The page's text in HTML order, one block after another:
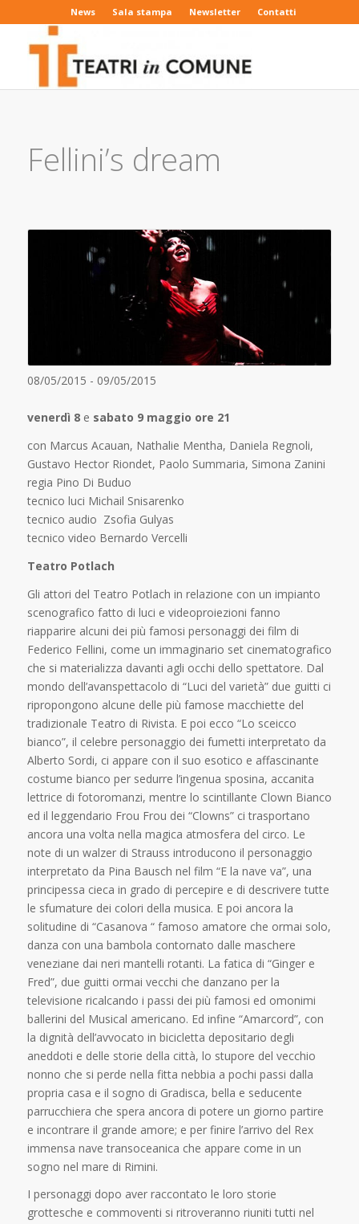
News Sala stampa Newsletter Contatti
Fellini’s dream
08/05/2015 - 09/05/2015
venerdì 8e sabato 9 maggio ore 21
con Marcus Acauan, Nathalie Mentha, Daniela Regnoli,
Gustavo Hector Riondet, Paolo Summaria, Simona Zanini
regia Pino Di Buduo
tecnico luci Michail Snisarenko
tecnico audio Zsofia Gulyas
tecnico video Bernardo Vercelli
Teatro Potlach
Gli attori del Teatro Potlach in relazione con un impianto
scenografico fatto di luci e videoproiezioni fanno
riapparire alcuni dei più famosi personaggi dei film di
Federico Fellini, come un immaginario set cinematografico
che si materializza davanti agli occhi dello spettatore. Dal
mondo dell’avanspettacolo di “Luci del varietà” due guitti ci
ripropongono alcune delle più famose macchiette del
tradizionale Teatro di Rivista. E poi ecco “Lo sceicco
bianco”, il celebre personaggio dei fumetti interpretato da
Alberto Sordi, ci appare con il suo esotico e affascinante
costume bianco per sedurre l’ingenua sposina, accanita
lettrice di fotoromanzi, mentre lo scintillante Clown Bianco
ed il leggendario Frou Frou dei “Clowns” ci trasportano
ancora una volta nella magica atmosfera del circo. Le
note di un walzer di Strauss introducono il personaggio
interpretato da Pina Bausch nel film “E la nave va”, una
principessa cieca in grado di percepire e di descrivere tutte
le sfumature dei colori della musica. E poi ancora la
solitudine di “Casanova “ famoso amatore che ormai solo,
danza con una bambola contornato dalle maschere
veneziane dai neri mantelli rotanti. La fatica di “Ginger e
Fred”, due guitti ormai vecchi che danzano per la
televisione ricalcando i passi dei più famosi ed omonimi
ballerini del Musical americano. Ed infine “Amarcord”, con
la dignità dell’avvocato in bicicletta depositario degli
aneddoti e delle storie della città, lo stupore del vecchio
nonno che si perde nella fitta nebbia a pochi passi dalla
propria casa e il sogno di Gradisca, bella e seducente
parrucchiera che spera ancora di potere un giorno partire
e incontrare il grande amore; e per finire l’arrivo del Rex
immensa nave transoceanica che appare come in un
sogno nel mare di Rimini.
I personaggi dopo aver raccontato le loro storie
grottesche e commoventi si ritroveranno riuniti tutti nel